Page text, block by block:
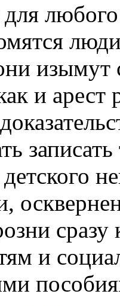
и арест
записать
сразу
и